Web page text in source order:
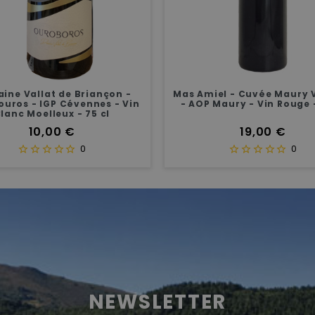
- Cuvée Maury Vintage
Maury - Vin Rouge - 75 cl
Prix
19,00 €
0
Domaine Terres
IGP Cévennes - vin rouge
Prix
19,00 €
0
NEWSLETTER